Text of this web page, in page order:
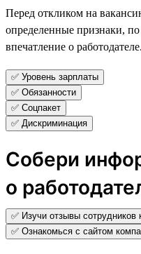
Перед откликом на
определенные признаки,
впечатление о работодателе.
✅ Уровень зарплаты
✅ Обязанности
✅ Соцпакет
✅ Дискриминация
Собери
о
✅ Изучи отзывы сотрудников
✅ Ознакомься с сайтом